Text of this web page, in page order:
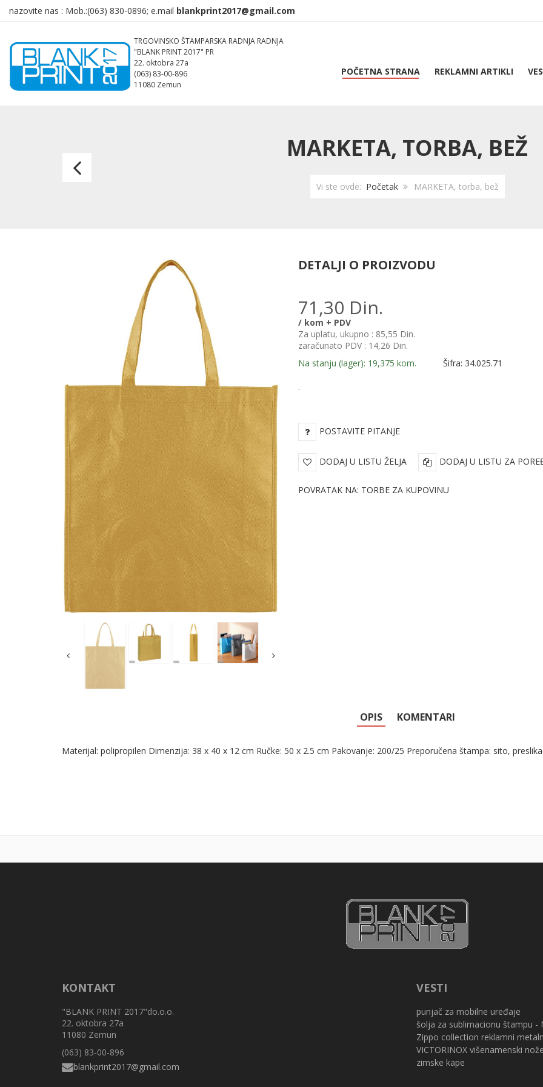
nazovite nas : Mob.:(063) 830-0896; e.mail
TRGOVINSKO ŠTAMPARSKA RADNJA RADNJA
"BLANK PRINT 2017" PR
22. oktobra 27a
(063) 83-00-896
11080 Zemun
POČETNA STRANA REKLAMNI ARTIKLI
MARKETA, TORBA, BEŽ
Vi ste ovde: Početak MARKETA, torba, bež
MARKETA,
DETALJI O PROIZVODU
71,30 Din.
/ kom + PDV
Za uplatu, ukupno : 85,55 Din.
zaračunato PDV : 14,26 Din.
Na stanju (lager): 19,375 kom.
Šifra: 34.025.71
.
POSTAVITE PITANJE
DODAJ U LISTU ŽELJA DODAJ U LISTU ZA
POVRATAK NA: TORBE ZA KUPOVINU
OPIS KOMENTARI
Materijal: polipropilen Dimenzija: 38 x 40 x 12 cm Ručke: 50 x 2.5 cm Pakovanje: 200/25 Preporučena štampa: sito,
KONTAKT
"BLANK PRINT 2017"do.o.o.
22. oktobra 27a
11080 Zemun
(063) 83-00-896
VESTI
punjač za mobilne uređaje
šolja za sublimacionu štampu -
Zippo collection reklamni
VICTORINOX višenamenski
zimske kape